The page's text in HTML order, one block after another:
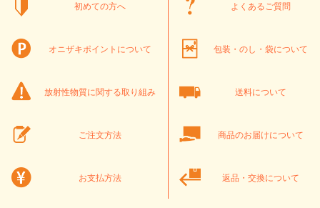
初めての方へ よくあるご質問
オニザキポイントについて 包装・のし・袋について
放射性物質に関する取り組み 送料について
ご注文方法 商品のお届けについて
お支払方法 返品・交換について